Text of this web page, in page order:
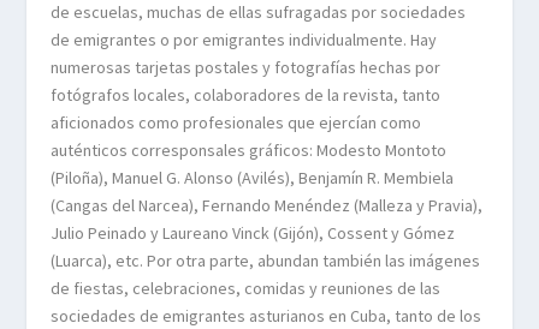
de escuelas, muchas de ellas sufragadas por sociedades
de emigrantes o por emigrantes individualmente. Hay
numerosas tarjetas postales y fotografías hechas por
fotógrafos locales, colaboradores de la revista, tanto
aficionados como profesionales que ejercían como
auténticos corresponsales gráficos: Modesto Montoto
(Piloña), Manuel G. Alonso (Avilés), Benjamín R. Membiela
(Cangas del Narcea), Fernando Menéndez (Malleza y Pravia),
Julio Peinado y Laureano Vinck (Gijón), Cossent y Gómez
(Luarca), etc. Por otra parte, abundan también las imágenes
de fiestas, celebraciones, comidas y reuniones de las
sociedades de emigrantes asturianos en Cuba, tanto de los